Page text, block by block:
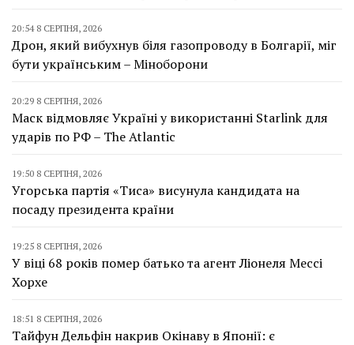
20:54 8 СЕРПНЯ, 2026
Дрон, який вибухнув біля газопроводу в Болгарії, міг
бути українським – Міноборони
20:29 8 СЕРПНЯ, 2026
Маск відмовляє Україні у використанні Starlink для
ударів по РФ – The Atlantic
19:50 8 СЕРПНЯ, 2026
Угорська партія «Тиса» висунула кандидата на
посаду президента країни
19:25 8 СЕРПНЯ, 2026
У віці 68 років помер батько та агент Ліонеля Мессі
Хорхе
18:51 8 СЕРПНЯ, 2026
Тайфун Дельфін накрив Окінаву в Японії: є